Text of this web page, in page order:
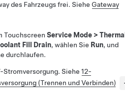
des Fahrzeugs frei. Siehe Gateway
Touchscreen Service Mode > Thermal
Fill Drain, wählen Sie Run, und
durchlaufen.
Stromversorgung. Siehe 12-
(Trennen und Verbinden)